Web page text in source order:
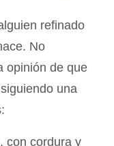
refinado
No
opinión de que
una
con cordura y